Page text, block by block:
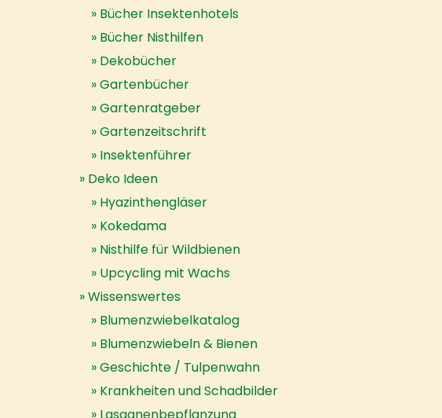
Bücher Insektenhotels
Bücher Nisthilfen
Dekobücher
Gartenbücher
Gartenratgeber
Gartenzeitschrift
Insektenführer
Deko Ideen
Hyazinthengläser
Kokedama
Nisthilfe für Wildbienen
Upcycling mit Wachs
Wissenswertes
Blumenzwiebelkatalog
Blumenzwiebeln & Bienen
Geschichte / Tulpenwahn
Krankheiten und Schadbilder